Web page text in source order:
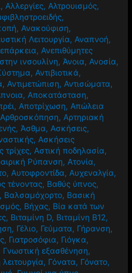
, Αλλεργίες, Αλτρουισμός,
,
, Ανακούφιση,
Λειτουργία, Αναπνοή,
, Ανεπιθύμητες
ινσουλίνη, Άνοια, Ανοσία,
, Αντιβιοτικά,
, Αντιμετώπιση, Αντισώματα,
, Αποκατάσταση,
, Αποτρίχωση, Απώλεια
Αρθροσκόπηση, Αρτηριακή
, Άσθμα, Ασκήσεις,
, Ασκήσεις
τρίχες, Αστική ποδηλασία,
Ρύπανση, Ατονία,
, Αυτοφροντίδα, Αυχεναλγία,
τένοντας, Βαθύς ύπνος,
, Βαλσαμόχορτο, Βασική
, Βήχας, Βία κατά των
, Βιταμίνη D, Βιταμίνη Β12,
, Γέλιο, Γεύματα, Γήρανση,
, Γιατροσόφια, Γιόγκα,
Γνωστική εξασθένηση,
, Γόνατα, Γόνατο,